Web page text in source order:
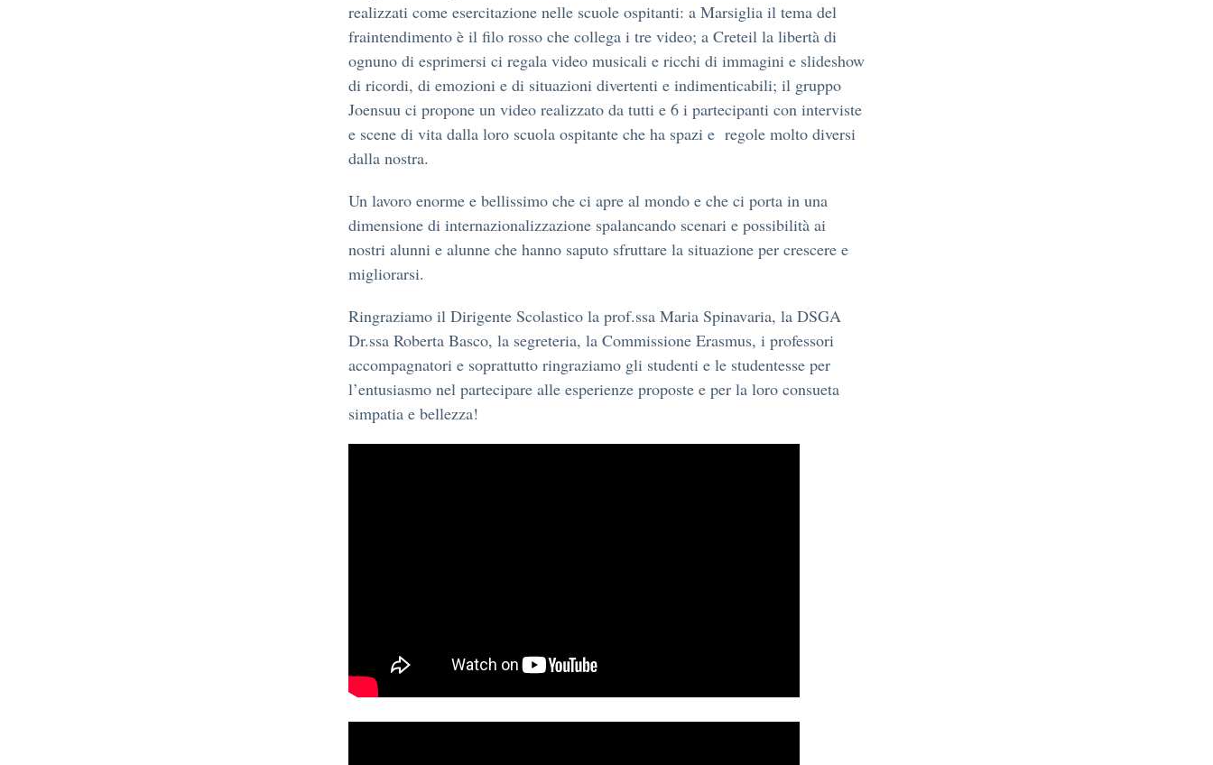
realizzati come esercitazione nelle scuole ospitanti: a Marsiglia il tema del
fraintendimento è il filo rosso che collega i tre video; a Creteil la libertà di
ognuno di esprimersi ci regala video musicali e ricchi di immagini e slideshow
di ricordi, di emozioni e di situazioni divertenti e indimenticabili; il gruppo
Joensuu ci propone un video realizzato da tutti e 6 i partecipanti con interviste
e scene di vita dalla loro scuola ospitante che ha spazi e regole molto diversi
dalla nostra.
Un lavoro enorme e bellissimo che ci apre al mondo e che ci porta in una
dimensione di internazionalizzazione spalancando scenari e possibilità ai
nostri alunni e alunne che hanno saputo sfruttare la situazione per crescere e
migliorarsi.
Ringraziamo il Dirigente Scolastico la prof.ssa Maria Spinavaria, la DSGA
Dr.ssa Roberta Basco, la segreteria, la Commissione Erasmus, i professori
accompagnatori e soprattutto ringraziamo gli studenti e le studentesse per
l’entusiasmo nel partecipare alle esperienze proposte e per la loro consueta
simpatia e bellezza!